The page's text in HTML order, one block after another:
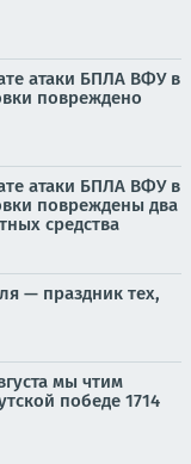
атаки БПЛА ВФУ в
повреждено
атаки БПЛА ВФУ в
повреждены два
средства
— праздник тех,
мы чтим
победе 1714